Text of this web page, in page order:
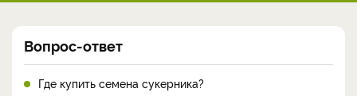
Вопрос-ответ
Где купить семена сукерника?